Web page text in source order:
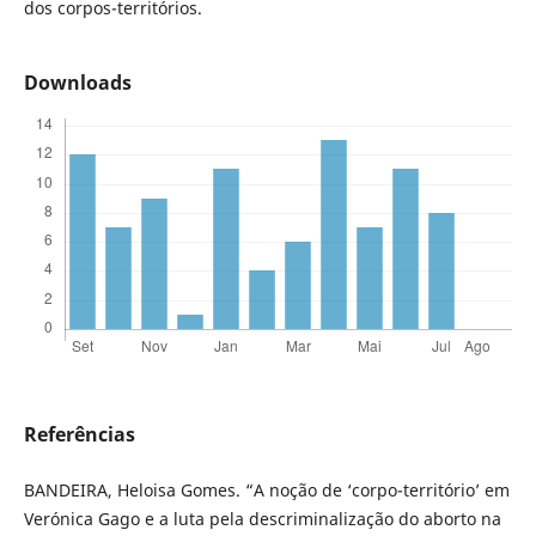
dos corpos-territórios.
Downloads
Referências
BANDEIRA, Heloisa Gomes. “A noção de ‘corpo-território’ em
Verónica Gago e a luta pela descriminalização do aborto na